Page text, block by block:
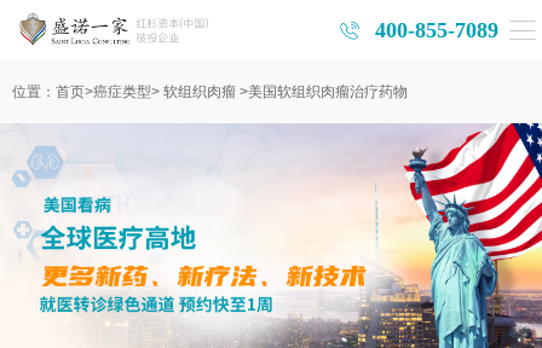
400-855-7089
位置： 首页>癌症类型> 软组织肉瘤 >美国软组织肉瘤治疗药物